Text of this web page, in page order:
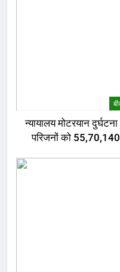
न्यायालय मोटरयान
परिजनों को